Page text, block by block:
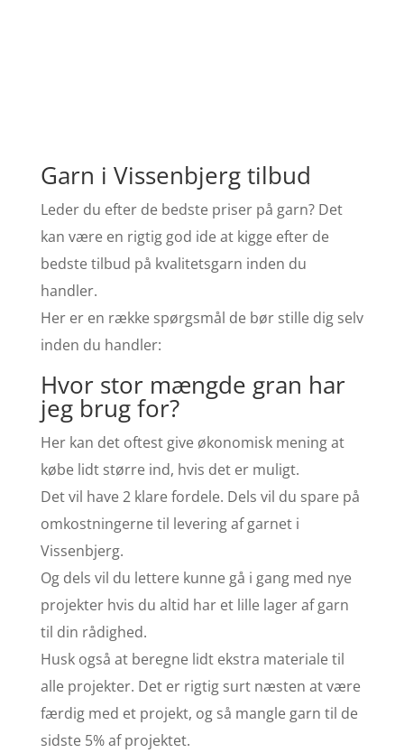
Garn i Vissenbjerg tilbud
Leder du efter de bedste priser på garn? Det
kan være en rigtig god ide at kigge efter de
bedste tilbud på kvalitetsgarn inden du
handler.
Her er en række spørgsmål de bør stille dig selv
inden du handler:
Hvor stor mængde gran har
jeg brug for?
Her kan det oftest give økonomisk mening at
købe lidt større ind, hvis det er muligt.
Det vil have 2 klare fordele. Dels vil du spare på
omkostningerne til levering af garnet i
Vissenbjerg.
Og dels vil du lettere kunne gå i gang med nye
projekter hvis du altid har et lille lager af garn
til din rådighed.
Husk også at beregne lidt ekstra materiale til
alle projekter. Det er rigtig surt næsten at være
færdig med et projekt, og så mangle garn til de
sidste 5% af projektet.